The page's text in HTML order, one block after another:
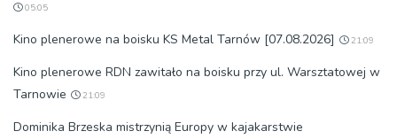
05:05
Kino plenerowe na boisku KS Metal Tarnów [07.08.2026] 21:09
Kino plenerowe RDN zawitało na boisku przy ul. Warsztatowej w
Tarnowie
21:09
Dominika Brzeska mistrzynią Europy w kajakarstwie